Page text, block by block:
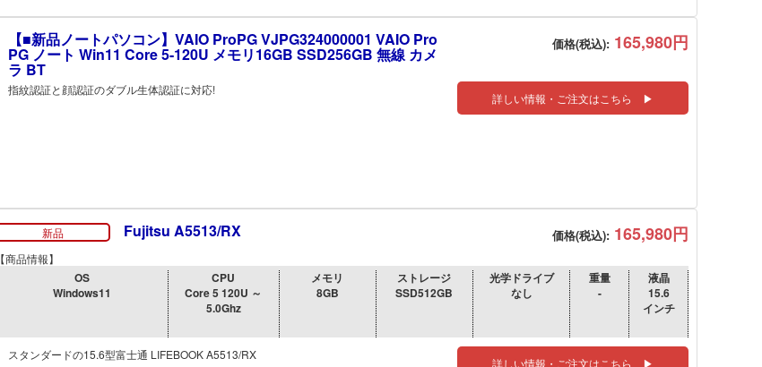
【■新品ノートパソコン】VAIO ProPG VJPG324000001 VAIO Pro
PG ノート Win11 Core 5-120U メモリ16GB SSD256GB 無線 カメ
ラ BT
価格(税込): 165,980円
指紋認証と顔認証のダブル生体認証に対応!
詳しい情報・ご注文はこちら ▶
新品 Fujitsu A5513/RX 価格(税込): 165,980円
【商品情報】
OS
Windows11
CPU
Core 5 120U ～
5.0Ghz
メモリ
8GB
ストレージ
SSD512GB
光学ドライブ
なし
重量
-
液晶
15.6
インチ
スタンダードの15.6型富士通 LIFEBOOK A5513/RX
詳しい情報・ご注文はこちら ▶